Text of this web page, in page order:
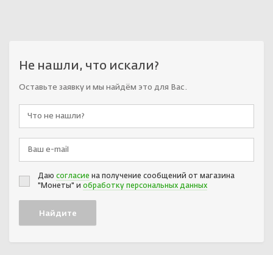
Не нашли, что искали?
Оставьте заявку и мы найдём это для Вас.
Даю согласие на получение сообщений от магазина
"Монеты" и обработку персональных данных